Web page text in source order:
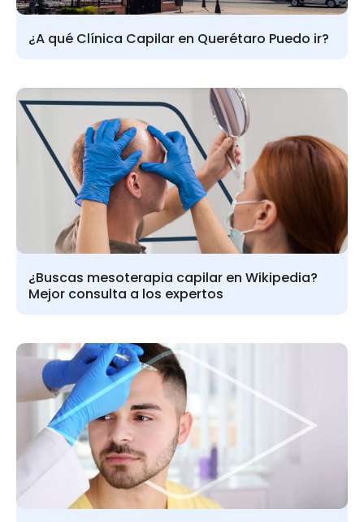
¿A qué Clínica Capilar en Querétaro Puedo ir?
¿Buscas mesoterapia capilar en Wikipedia?
Mejor consulta a los expertos